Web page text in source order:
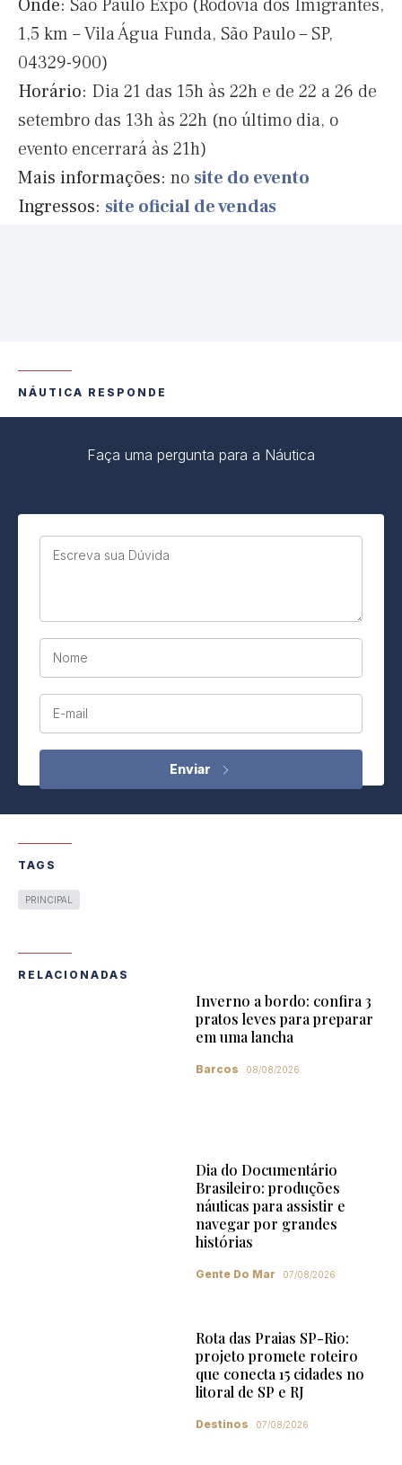
Onde: São Paulo Expo (Rodovia dos Imigrantes,
1,5 km – Vila Água Funda, São Paulo – SP,
04329-900)
Horário: Dia 21 das 15h às 22h e de 22 a 26 de
setembro das 13h às 22h (no último dia, o
evento encerrará às 21h)
Mais informações: no site do evento
Ingressos: site oficial de vendas
NÁUTICA RESPONDE
Faça uma pergunta para a Náutica
Escreva sua Dúvida
Nome
E-mail
TAGS
PRINCIPAL
RELACIONADAS
Inverno a bordo: confira 3
pratos leves para preparar
em uma lancha
Barcos 08/08/2026
Dia do Documentário
Brasileiro: produções
náuticas para assistir e
navegar por grandes
histórias
Gente Do Mar 07/08/2026
Rota das Praias SP-Rio:
projeto promete roteiro
que conecta 15 cidades no
litoral de SP e RJ
Destinos 07/08/2026